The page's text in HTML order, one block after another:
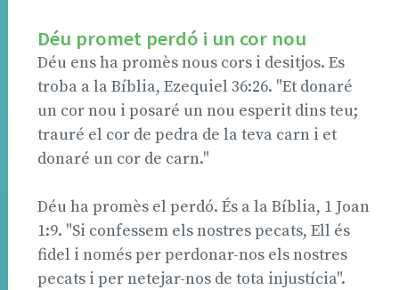
Déu promet perdó i un cor nou
Déu ens ha promès nous cors i desitjos. Es
troba a la Bíblia, Ezequiel 36:26. "Et donaré
un cor nou i posaré un nou esperit dins teu;
trauré el cor de pedra de la teva carn i et
donaré un cor de carn."
Déu ha promès el perdó. És a la Bíblia, 1 Joan
1:9. "Si confessem els nostres pecats, Ell és
fidel i només per perdonar-nos els nostres
pecats i per netejar-nos de tota injustícia".